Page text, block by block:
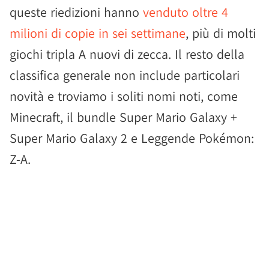
queste riedizioni hanno venduto oltre 4
milioni di copie in sei settimane, più di molti
giochi tripla A nuovi di zecca. Il resto della
classifica generale non include particolari
novità e troviamo i soliti nomi noti, come
Minecraft, il bundle Super Mario Galaxy +
Super Mario Galaxy 2 e Leggende Pokémon:
Z-A.